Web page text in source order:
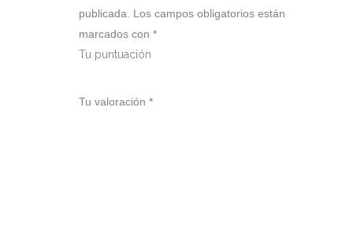
publicada.
Los campos obligatorios están
marcados con *
Tu puntuación
Tu valoración *